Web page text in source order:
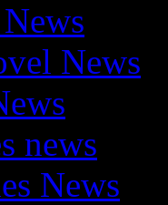
News
news
News